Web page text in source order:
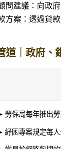
問建議：向政
方案：透過貸
道｜政府、
勞保局每年推出勞
紓困專案規定每人